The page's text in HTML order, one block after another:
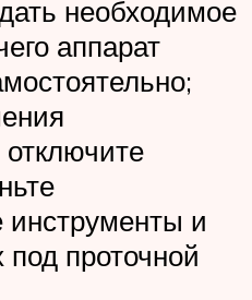
необходимое
аппарат
инструменты и
под проточной